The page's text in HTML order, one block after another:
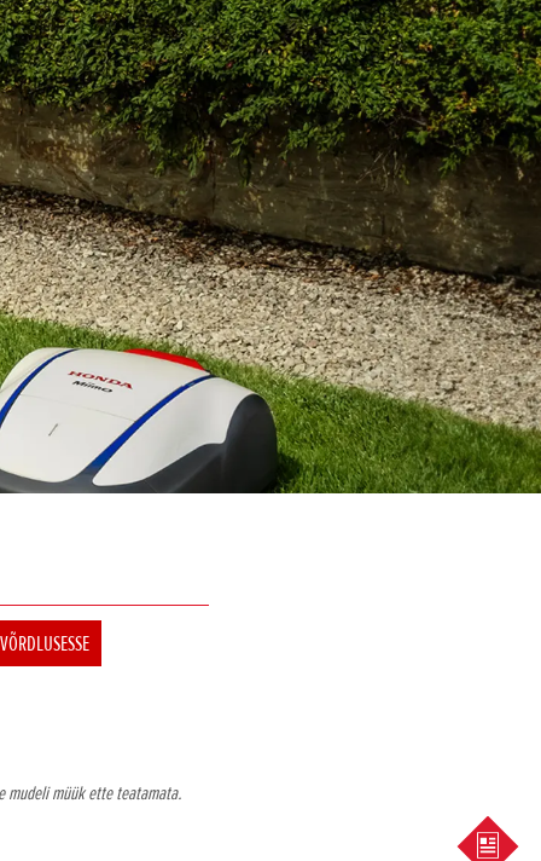
KÜSI
mudeli müük ette teatamata.